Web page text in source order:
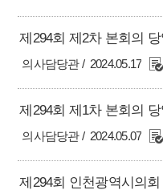
제294회 제2차 본회의
의사담당관 2024.05.17
제294회 제1차 본회의
의사담당관 2024.05.07